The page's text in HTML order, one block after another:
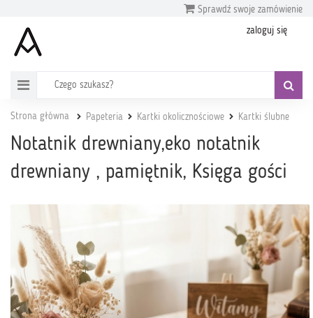
Sprawdź swoje zamówienie
zaloguj się
Strona główna Papeteria Kartki okolicznościowe Kartki ślubne
Notatnik drewniany,eko notatnik
drewniany , pamiętnik, Księga gości